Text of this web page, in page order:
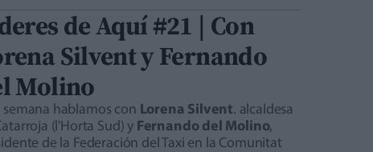
de Aquí #21 | Con
Silvent y Fernando
Molino
semana hablamos con Lorena Silvent. alcaldesa
(l'Horta Sud) y Fernando del Molino,
de la Federación del Taxi en la Comunitat